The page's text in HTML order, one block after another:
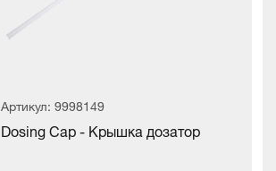
Артикул: 9998149
Dosing Cap - Крышка дозатор